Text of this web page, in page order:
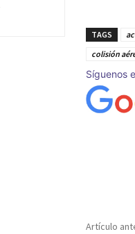
TAGS
colisión
Síguenos
Artículo